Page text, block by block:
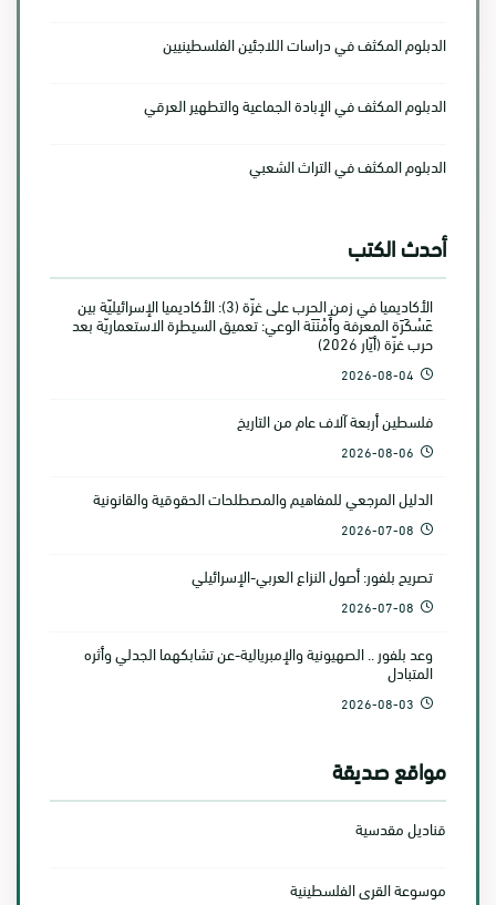
الدبلوم المكثف في دراسات اللاجئين الفلسطينيين
الدبلوم المكثف في الإبادة الجماعية والتطهير العرقي
الدبلوم المكثف في التراث الشعبي
أحدث الكتب
الأكاديميا في زمن الحرب على غزّة (3): الأكاديميا الإسرائيليّة بين
عَسْكَرَة المعرفة وأَمْنَنَة الوعي: تعميق السيطرة الاستعماريّة بعد
حرب غزّة (أيّار 2026)
2026-08-04
فلسطين أربعة آلاف عام من التاريخ
2026-08-06
الدليل المرجعي للمفاهيم والمصطلحات الحقوقية والقانونية
2026-07-08
تصريح بلفور: أصول النزاع العربي-الإسرائيلي
2026-07-08
وعد بلفور .. الصهيونية والإمبريالية-عن تشابكهما الجدلي وأثره
المتبادل
2026-08-03
مواقع صديقة
قناديل مقدسية
موسوعة القرى الفلسطينية